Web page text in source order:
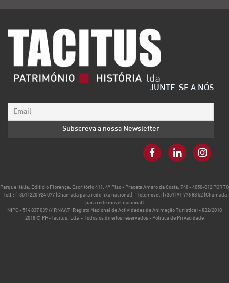
JUNTE-SE A NÓS
Parque Itália. Edifício Florença. Escritório 411. 4º Piso - Praceta Amaro da Costa, 748 - 4050-012 PORTO
Telf.:
(+351) 220 924 077 (Chamada para rede fixa nacional) - Telemóvel:
(+351) 91 776 88 52 (Chamada
para rede móvel nacional)
NIPC - 514 837 039 // RNAAT (Registo Nacional de Actividades de Animação Turística) - 832/2018
2018 © PH-Tacitus, Lda - Todos os direitos reservados - Política de Privacidade